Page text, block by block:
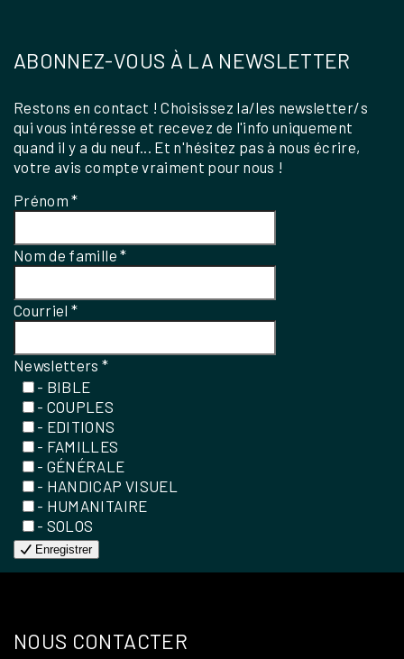
ABONNEZ-VOUS À LA NEWSLETTER
Restons en contact ! Choisissez la/les newsletter/s
qui vous intéresse et recevez de l'info uniquement
quand il y a du neuf... Et n'hésitez pas à nous écrire,
votre avis compte vraiment pour nous !
Prénom*
Nom de famille*
Courriel*
Newsletters*
- BIBLE
- COUPLES
- EDITIONS
- FAMILLES
- GÉNÉRALE
- HANDICAP VISUEL
- HUMANITAIRE
- SOLOS
Enregistrer
NOUS CONTACTER